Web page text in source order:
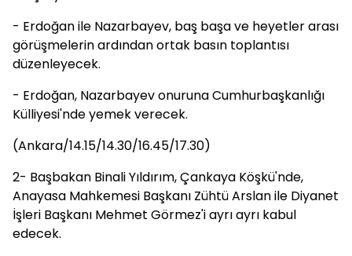
- Erdoğan ile Nazarbayev, baş başa ve heyetler arası
görüşmelerin ardından ortak basın toplantısı
düzenleyecek.
- Erdoğan, Nazarbayev onuruna Cumhurbaşkanlığı
Külliyesi'nde yemek verecek.
(Ankara/14.15/14.30/16.45/17.30)
2- Başbakan Binali Yıldırım, Çankaya Köşkü'nde,
Anayasa Mahkemesi Başkanı Zühtü Arslan ile Diyanet
İşleri Başkanı Mehmet Görmez'i ayrı ayrı kabul
edecek.